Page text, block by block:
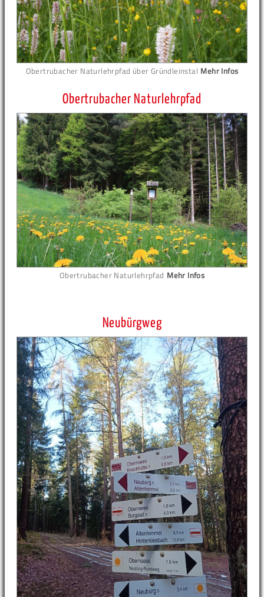
Obertrubacher Naturlehrpfad über Gründleinstal Mehr Infos
Obertrubacher Naturlehrpfad
Obertrubacher Naturlehrpfad Mehr Infos
Neubürgweg